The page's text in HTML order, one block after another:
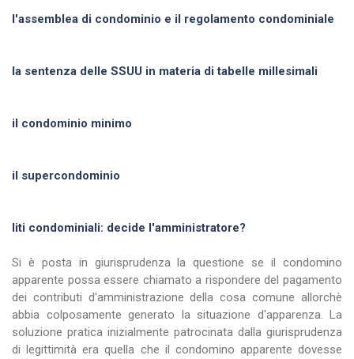
l'assemblea di condominio e il regolamento condominiale
la sentenza delle SSUU in materia di tabelle millesimali
il condominio minimo
il supercondominio
liti condominiali: decide l'amministratore?
Si è posta in giurisprudenza la questione se il condomino
apparente possa essere chiamato a rispondere del pagamento
dei contributi d'amministrazione della cosa comune allorchè
abbia colposamente generato la situazione d'apparenza. La
soluzione pratica inizialmente patrocinata dalla giurisprudenza
di legittimità era quella che il condomino apparente dovesse